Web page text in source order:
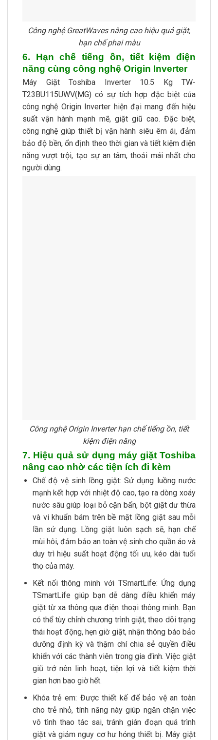
Công nghệ GreatWaves nâng cao hiệu quả giặt,
hạn chế phai màu
6. Hạn chế tiếng ồn, tiết kiệm điện
năng cùng công nghệ Origin Inverter
Máy Giặt Toshiba Inverter 10.5 Kg TW-
T23BU115UWV(MG) có sự tích hợp đặc biệt của
công nghệ Origin Inverter hiện đại mang đến hiệu
suất vận hành mạnh mẽ, giặt giũ cao. Đặc biệt,
công nghệ giúp thiết bị vận hành siêu êm ái, đảm
bảo độ bền, ổn định theo thời gian và tiết kiệm điện
năng vượt trội, tạo sự an tâm, thoải mái nhất cho
người dùng.
Công nghệ Origin Inverter hạn chế tiếng ồn, tiết
kiệm điện năng
7. Hiệu quả sử dụng máy giặt Toshiba
nâng cao nhờ các tiện ích đi kèm
Chế độ vệ sinh lồng giặt: Sử dụng luồng nước
mạnh kết hợp với nhiệt độ cao, tạo ra dòng xoáy
nước sâu giúp loại bỏ cặn bẩn, bột giặt dư thừa
và vi khuẩn bám trên bề mặt lồng giặt sau mỗi
lần sử dụng. Lồng giặt luôn sạch sẽ, hạn chế
mùi hôi, đảm bảo an toàn vệ sinh cho quần áo và
duy trì hiệu suất hoạt động tối ưu, kéo dài tuổi
thọ của máy.
Kết nối thông minh với TSmartLife: Ứng dụng
TSmartLife giúp bạn dễ dàng điều khiển máy
giặt từ xa thông qua điện thoại thông minh. Bạn
có thể tùy chỉnh chương trình giặt, theo dõi trạng
thái hoạt động, hẹn giờ giặt, nhận thông báo bảo
dưỡng định kỳ và thậm chí chia sẻ quyền điều
khiển với các thành viên trong gia đình. Việc giặt
giũ trở nên linh hoạt, tiện lợi và tiết kiệm thời
gian hơn bao giờ hết.
Khóa trẻ em: Được thiết kế để bảo vệ an toàn
cho trẻ nhỏ, tính năng này giúp ngăn chặn việc
vô tình thao tác sai, tránh gián đoạn quá trình
giặt và giảm nguy cơ hư hỏng thiết bị. Máy giặt